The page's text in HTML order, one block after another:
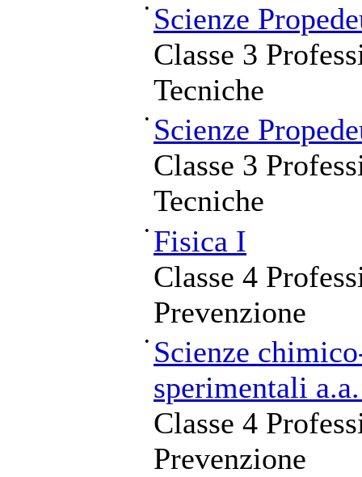
• Scienze
Classe 3
Tecniche
• Scienze
Classe 3
Tecniche
• Fisica I
Classe 4
Prevenzione
• Scienze
sperimentali
Classe 4
Prevenzione